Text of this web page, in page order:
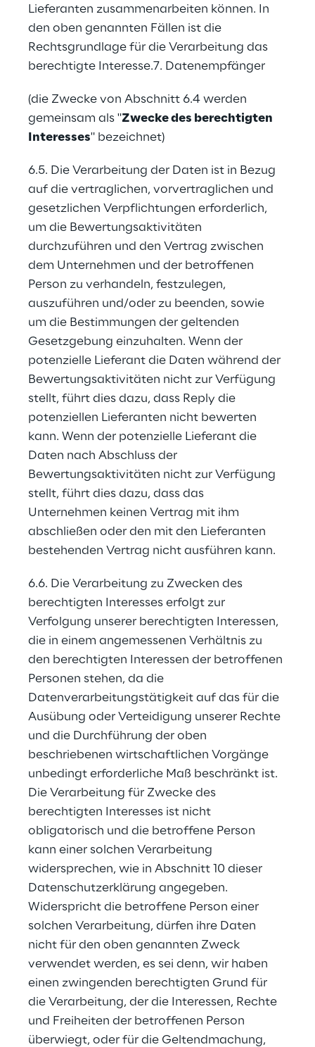
Lieferanten zusammenarbeiten können. In
den oben genannten Fällen ist die
Rechtsgrundlage für die Verarbeitung das
berechtigte Interesse.7. Datenempfänger
(die Zwecke von Abschnitt 6.4 werden
gemeinsam als "Zwecke des berechtigten
Interesses" bezeichnet)
6.5. Die Verarbeitung der Daten ist in Bezug
auf die vertraglichen, vorvertraglichen und
gesetzlichen Verpflichtungen erforderlich,
um die Bewertungsaktivitäten
durchzuführen und den Vertrag zwischen
dem Unternehmen und der betroffenen
Person zu verhandeln, festzulegen,
auszuführen und/oder zu beenden, sowie
um die Bestimmungen der geltenden
Gesetzgebung einzuhalten. Wenn der
potenzielle Lieferant die Daten während der
Bewertungsaktivitäten nicht zur Verfügung
stellt, führt dies dazu, dass Reply die
potenziellen Lieferanten nicht bewerten
kann. Wenn der potenzielle Lieferant die
Daten nach Abschluss der
Bewertungsaktivitäten nicht zur Verfügung
stellt, führt dies dazu, dass das
Unternehmen keinen Vertrag mit ihm
abschließen oder den mit den Lieferanten
bestehenden Vertrag nicht ausführen kann.
6.6. Die Verarbeitung zu Zwecken des
berechtigten Interesses erfolgt zur
Verfolgung unserer berechtigten Interessen,
die in einem angemessenen Verhältnis zu
den berechtigten Interessen der betroffenen
Personen stehen, da die
Datenverarbeitungstätigkeit auf das für die
Ausübung oder Verteidigung unserer Rechte
und die Durchführung der oben
beschriebenen wirtschaftlichen Vorgänge
unbedingt erforderliche Maß beschränkt ist.
Die Verarbeitung für Zwecke des
berechtigten Interesses ist nicht
obligatorisch und die betroffene Person
kann einer solchen Verarbeitung
widersprechen, wie in Abschnitt 10 dieser
Datenschutzerklärung angegeben.
Widerspricht die betroffene Person einer
solchen Verarbeitung, dürfen ihre Daten
nicht für den oben genannten Zweck
verwendet werden, es sei denn, wir haben
einen zwingenden berechtigten Grund für
die Verarbeitung, der die Interessen, Rechte
und Freiheiten der betroffenen Person
überwiegt, oder für die Geltendmachung,